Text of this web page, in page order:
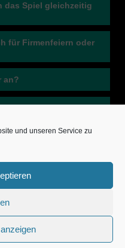
und unseren Service zu
das Spiel gleichzeitig
für Firmenfeiern oder
an?
viele Personen?
empfohlen?